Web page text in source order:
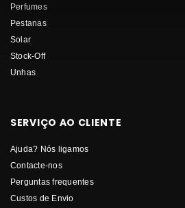
Perfumes
Pestanas
Solar
Stock-Off
Unhas
SERVIÇO AO CLIENTE
Ajuda? Nós ligamos
Contacte-nos
Perguntas frequentes
Custos de Envio